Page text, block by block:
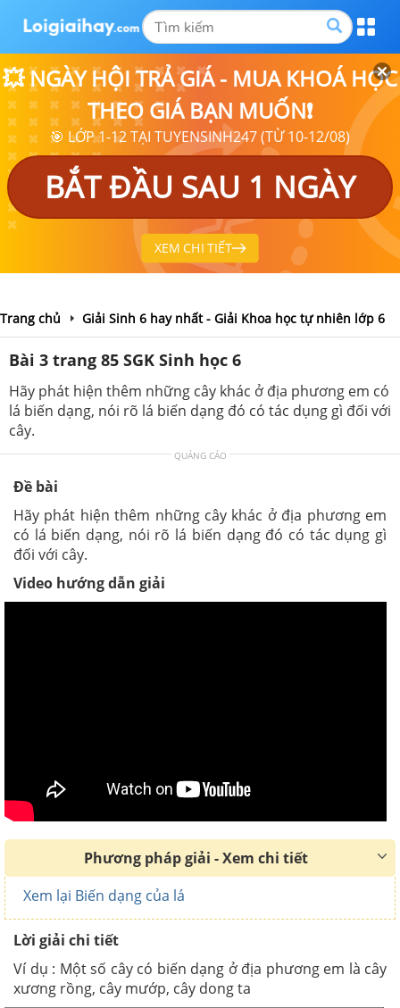
💥 NGÀY HỘI TRẢ GIÁ - MUA KHOÁ HỌC
THEO GIÁ BẠN MUỐN❗
🎯 LỚP 1-12 TẠI TUYENSINH247 (TỪ 10-12/08)
BẮT ĐẦU SAU 1 NGÀY
XEM CHI TIẾT
Trang chủ Giải Sinh 6 hay nhất - Giải Khoa học tự nhiên lớp 6
Bài 3 trang 85 SGK Sinh học 6
Hãy phát hiện thêm những cây khác ở địa phương em có
lá biến dạng, nói rõ lá biến dạng đó có tác dụng gì đối với
cây.
QUẢNG CÁO
Đề bài
Hãy phát hiện thêm những cây khác ở địa phương em
có lá biến dạng, nói rõ lá biến dạng đó có tác dụng gì
đối với cây.
Video hướng dẫn giải
Phương pháp giải - Xem chi tiết
Xem lại Biến dạng của lá
Lời giải chi tiết
Ví dụ : Một số cây có biến dạng ở địa phương em là cây
xương rồng, cây mướp, cây dong ta